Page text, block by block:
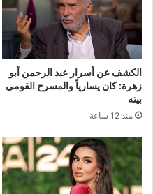
الكشف عن أسرار عبد الرحمن أبو
زهرة: كان يسارياً والمسرح القومي
بيته
منذ 12 ساعة